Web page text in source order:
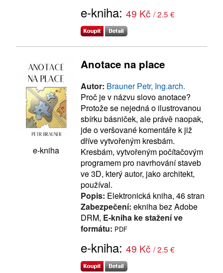
e-kniha: 49 Kč / 2.5 €
e-kniha
Anotace na place
Autor: Brauner Petr, Ing.arch.
Proč je v názvu slovo anotace?
Protože se nejedná o ilustrovanou
sbírku básniček, ale právě naopak,
jde o veršované komentáře k již
dříve vytvořeným kresbám.
Kresbám, vytvořeným počítačovým
programem pro navrhování staveb
ve 3D, který autor, jako architekt,
používal.
Popis: Elektronická kniha, 46 stran
Zabezpečení: ekniha bez Adobe
DRM, E-kniha ke stažení ve
formátu: PDF
e-kniha: 49 Kč / 2.5 €